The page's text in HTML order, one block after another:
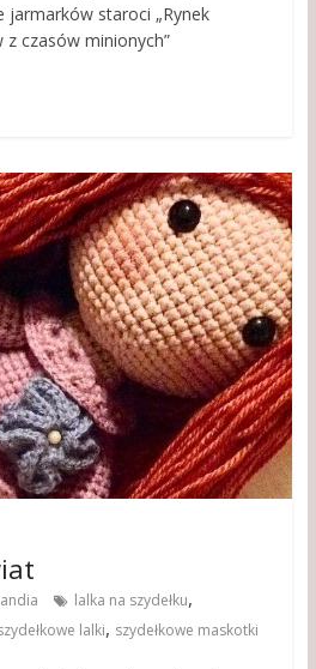
jarmarków staroci „Rynek
czasów minionych”
lalka na szydełku,
lalki, szydełkowe maskotki